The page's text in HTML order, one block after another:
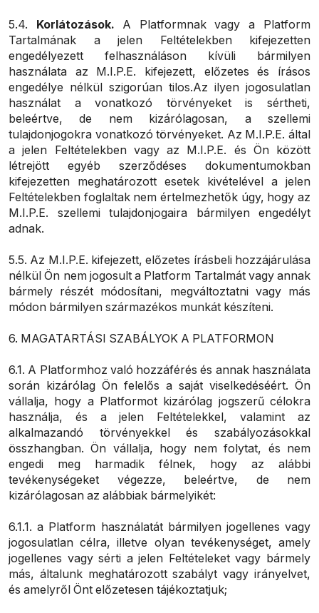
5.4. Korlátozások. A Platformnak vagy a Platform
Tartalmának a jelen Feltételekben kifejezetten
engedélyezett felhasználáson kívüli bármilyen
használata az M.I.P.E. kifejezett, előzetes és írásos
engedélye nélkül szigorúan tilos.Az ilyen jogosulatlan
használat a vonatkozó törvényeket is sértheti,
beleértve, de nem kizárólagosan, a szellemi
tulajdonjogokra vonatkozó törvényeket. Az M.I.P.E. által
a jelen Feltételekben vagy az M.I.P.E. és Ön között
létrejött egyéb szerződéses dokumentumokban
kifejezetten meghatározott esetek kivételével a jelen
Feltételekben foglaltak nem értelmezhetők úgy, hogy az
M.I.P.E. szellemi tulajdonjogaira bármilyen engedélyt
adnak.
5.5. Az M.I.P.E. kifejezett, előzetes írásbeli hozzájárulása
nélkül Ön nem jogosult a Platform Tartalmát vagy annak
bármely részét módosítani, megváltoztatni vagy más
módon bármilyen származékos munkát készíteni.
6. MAGATARTÁSI SZABÁLYOK A PLATFORMON
6.1. A Platformhoz való hozzáférés és annak használata
során kizárólag Ön felelős a saját viselkedéséért. Ön
vállalja, hogy a Platformot kizárólag jogszerű célokra
használja, és a jelen Feltételekkel, valamint az
alkalmazandó törvényekkel és szabályozásokkal
összhangban. Ön vállalja, hogy nem folytat, és nem
engedi meg harmadik félnek, hogy az alábbi
tevékenységeket végezze, beleértve, de nem
kizárólagosan az alábbiak bármelyikét:
6.1.1. a Platform használatát bármilyen jogellenes vagy
jogosulatlan célra, illetve olyan tevékenységet, amely
jogellenes vagy sérti a jelen Feltételeket vagy bármely
más, általunk meghatározott szabályt vagy irányelvet,
és amelyről Önt előzetesen tájékoztatjuk;